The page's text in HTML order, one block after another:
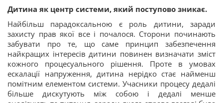
Дитина як центр системи, який поступово зникає.
Найбільш парадоксальною є роль дитини, заради
захисту прав якої все і почалося. Сторони починають
забувати про те, що саме принцип забезпечення
найкращих інтересів дитини повинен визначати зміст
кожного процесуального рішення. Проте в умовах
ескалації напруження, дитина нерідко стає найменш
помітним елементом системи. Учасники процесу дедалі
більше дискутують між собою і дедалі менше